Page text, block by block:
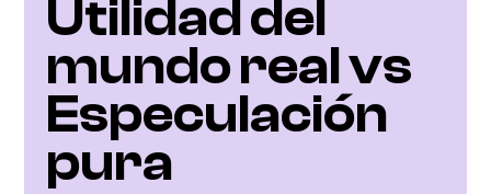
Utilidad del
mundo real vs
Especulación
pura